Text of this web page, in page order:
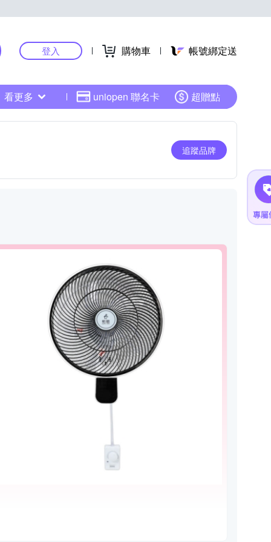
登入 購物車 帳號綁定送
看更多 uniopen 聯名卡 超贈點
追蹤品牌